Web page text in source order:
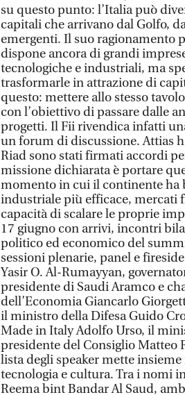
su questo punto: l’Italia può
capitali che arrivano dal Golfo,
emergenti. Il suo ragionamento
dispone ancora di grandi
tecnologiche e industriali, ma
trasformarle in attrazione di
questo: mettere allo stesso
con l’obiettivo di passare dalle
progetti. Il Fii rivendica infatti
un forum di discussione. Attias
Riad sono stati firmati accordi
missione dichiarata è portare
momento in cui il continente
industriale più efficace, mercati
capacità di scalare le proprie
17 giugno con arrivi, incontri
politico ed economico del
sessioni plenarie, panel e
Yasir O. Al-Rumayyan,
presidente di Saudi Aramco e
dell’Economia Giancarlo
il ministro della Difesa Guido
Made in Italy Adolfo Urso, il
presidente del Consiglio Matteo
lista degli speaker mette
tecnologia e cultura. Tra i nomi
Reema bint Bandar Al Saud,